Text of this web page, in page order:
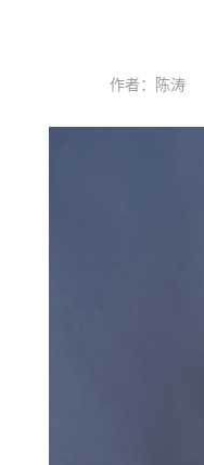
作者：陈涛